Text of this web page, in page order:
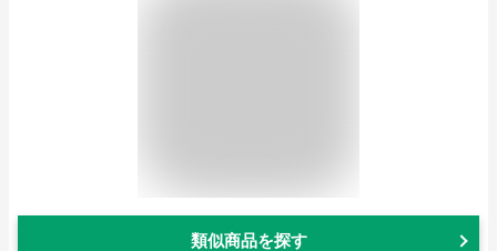
類似商品を探す